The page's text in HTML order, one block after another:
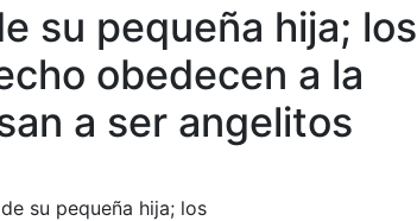
su pequeña hija; los
obedecen a la
a ser angelitos
su pequeña hija; los